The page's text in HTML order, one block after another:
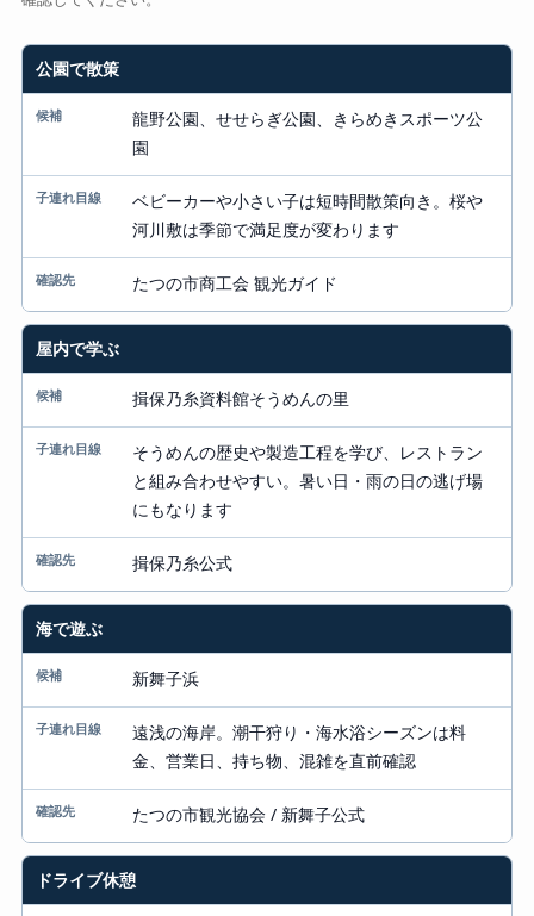
目的
候補
子連れ目線
公園で散策
龍野公園、せせらぎ公園、きらめきスポーツ公
園
ベビーカーや小さい子は短時間散策向き。桜や
河川敷は季節で満足度が変わります
たつの市商工会 観光ガイド
屋内で学ぶ
揖保乃糸資料館そうめんの里
そうめんの歴史や製造工程を学び、レストラン
と組み合わせやすい。暑い日・雨の日の逃げ場
にもなります
揖保乃糸公式
海で遊ぶ
新舞子浜
遠浅の海岸。潮干狩り・海水浴シーズンは料
金、営業日、持ち物、混雑を直前確認
たつの市観光協会 / 新舞子公式
ドライブ休憩